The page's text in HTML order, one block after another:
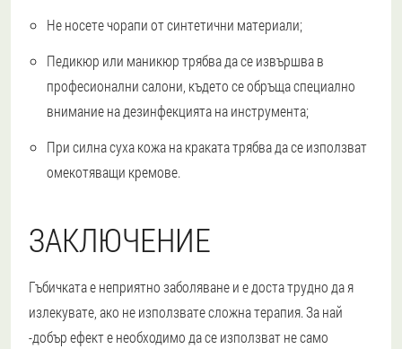
Не носете чорапи от синтетични материали;
Педикюр или маникюр трябва да се извършва в
професионални салони, където се обръща специално
внимание на дезинфекцията на инструмента;
При силна суха кожа на краката трябва да се използват
омекотяващи кремове.
ЗАКЛЮЧЕНИЕ
Гъбичката е неприятно заболяване и е доста трудно да я
излекувате, ако не използвате сложна терапия. За най
-добър ефект е необходимо да се използват не само